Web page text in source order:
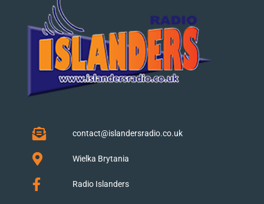
contact@islandersradio.co.uk
Wielka Brytania
Radio Islanders